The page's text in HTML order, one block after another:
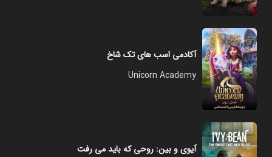
آکادمی اسب های تک شاخ
Unicorn Academy
آیوی و بین: روحی که باید می رفت